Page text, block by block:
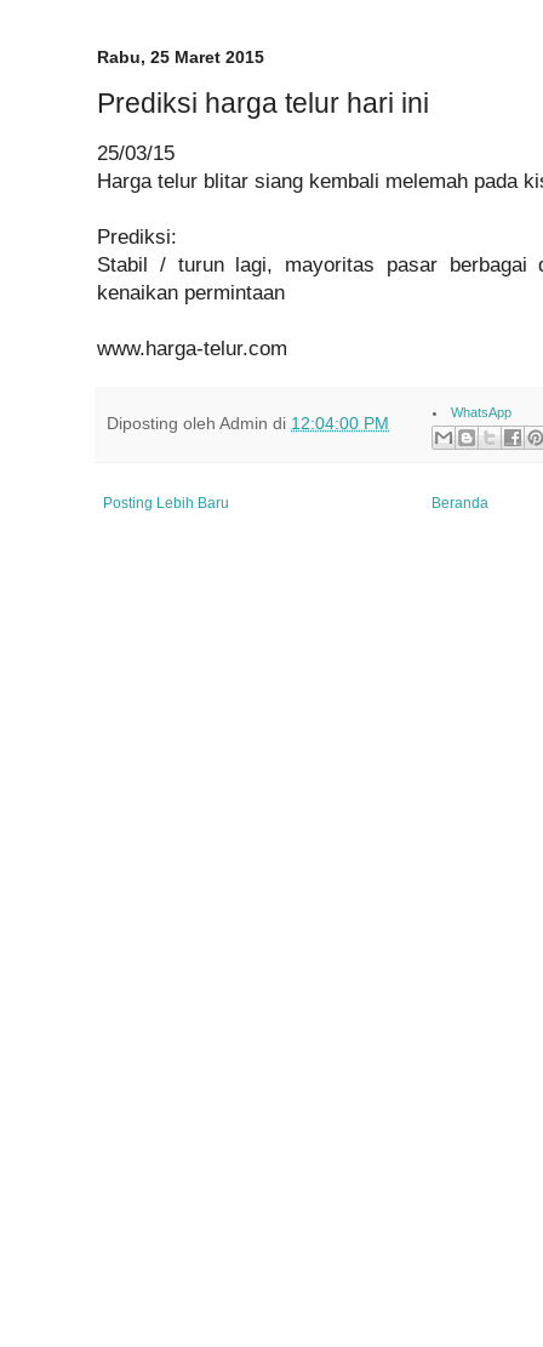
Rabu, 25 Maret 2015
Prediksi harga telur hari ini
25/03/15
Harga telur blitar siang kembali melemah pada
Prediksi:
Stabil / turun lagi, mayoritas pasar berbagai
kenaikan permintaan
www.harga-telur.com
Diposting oleh Admin di 12:04:00 PM
WhatsApp
Posting Lebih Baru Beranda